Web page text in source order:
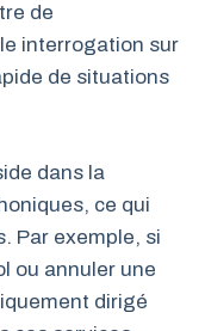
de
interrogation sur
de situations
dans la
ce qui
Par exemple, si
ou annuler une
dirigé